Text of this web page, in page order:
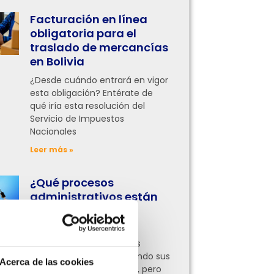
Acerca de las cookies
Facturación en línea
obligatoria para el
traslado de mercancías
en Bolivia
¿Desde cuándo entrará en vigor
esta obligación? Entérate de
qué iría esta resolución del
Servicio de Impuestos
Nacionales
Leer más »
¿Qué procesos
administrativos están
digitalizando las
empresas hoy?
Ahora empresas de todas
partes ya están digitalizando sus
procesos administrativos, pero